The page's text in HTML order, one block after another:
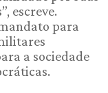
escreve.
para
a sociedade